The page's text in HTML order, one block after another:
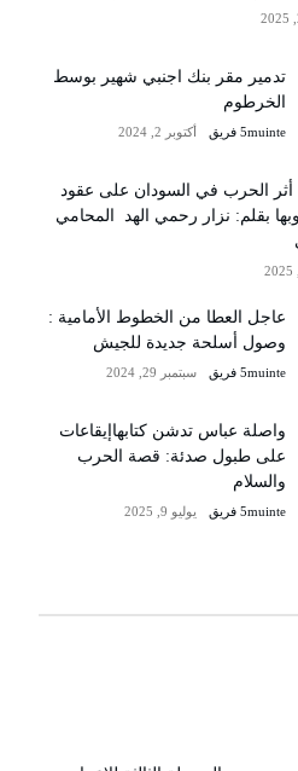
تدمير مقر بنك اجنبي شهير بوسط
الخرطوم
5muinte فريق أكتوبر 2, 2024
أثر الحرب في السودان على عقود
بقلم: نزار رحمي الهد المحامي
عاجل العطا من الخطوط الأمامية :
وصول أسلحة جديدة للجيش
5muinte فريق سبتمبر 29, 2024
واصلة عباس تدشن كتابهاإيقاعات
على طبول صدئة: قصة الحرب
والسلام
5muinte فريق يوليو 9, 2025